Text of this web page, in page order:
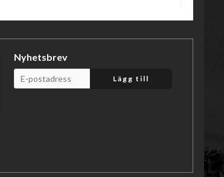
Nyhetsbrev
Lägg till